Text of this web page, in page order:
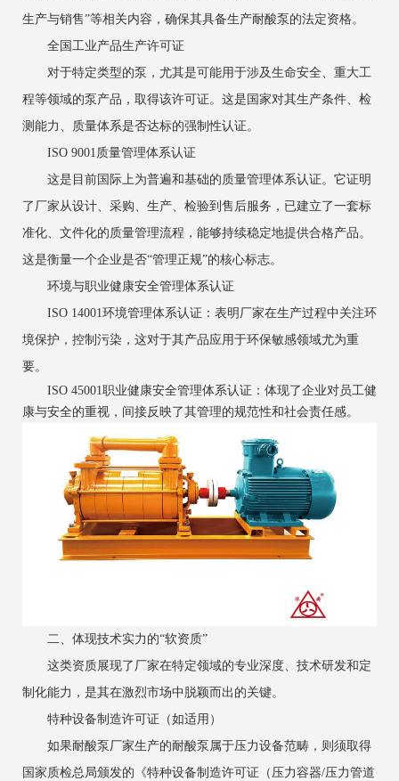
生产与销售”等相关内容，确保其具备生产耐酸泵的法定资格。
全国工业产品生产许可证
对于特定类型的泵，尤其是可能用于涉及生命安全、重大工
程等领域的泵产品，取得该许可证。这是国家对其生产条件、检
测能力、质量体系是否达标的强制性认证。
ISO 9001质量管理体系认证
这是目前国际上为普遍和基础的质量管理体系认证。它证明
了厂家从设计、采购、生产、检验到售后服务，已建立了一套标
准化、文件化的质量管理流程，能够持续稳定地提供合格产品。
这是衡量一个企业是否“管理正规”的核心标志。
环境与职业健康安全管理体系认证
ISO 14001环境管理体系认证：表明厂家在生产过程中关注环
境保护，控制污染，这对于其产品应用于环保敏感领域尤为重
要。
ISO 45001职业健康安全管理体系认证：体现了企业对员工健
康与安全的重视，间接反映了其管理的规范性和社会责任感。
二、体现技术实力的“软资质”
这类资质展现了厂家在特定领域的专业深度、技术研发和定
制化能力，是其在激烈市场中脱颖而出的关键。
特种设备制造许可证（如适用）
如果耐酸泵厂家生产的耐酸泵属于压力设备范畴，则须取得
国家质检总局颁发的《特种设备制造许可证（压力容器/压力管道